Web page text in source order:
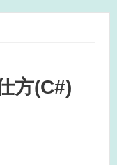
方(C#)